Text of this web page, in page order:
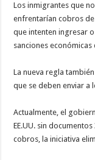
Los inmigrantes que
enfrentarían cobros
que intenten ingresar
sanciones
La nueva regla
que se deben enviar a
Actualmente, el
EE.UU. sin
cobros, la iniciativa